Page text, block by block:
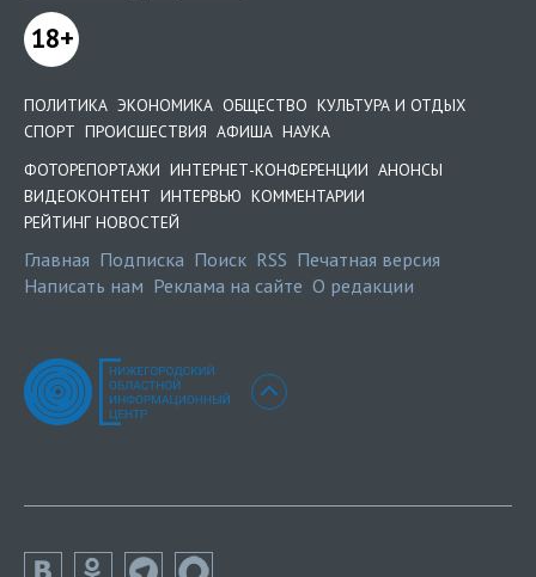
18+
ПОЛИТИКА ЭКОНОМИКА ОБЩЕСТВО КУЛЬТУРА И ОТДЫХ
СПОРТ ПРОИСШЕСТВИЯ АФИША НАУКА
ФОТОРЕПОРТАЖИ ИНТЕРНЕТ-КОНФЕРЕНЦИИ АНОНСЫ
ВИДЕОКОНТЕНТ ИНТЕРВЬЮ КОММЕНТАРИИ
РЕЙТИНГ НОВОСТЕЙ
Главная Подписка Поиск RSS Печатная версия
Написать нам Реклама на сайте О редакции